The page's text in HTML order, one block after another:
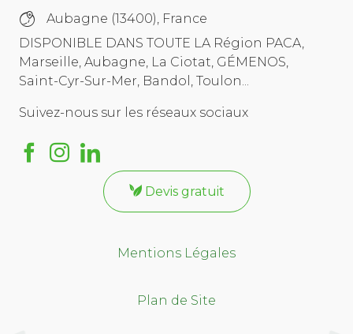
Aubagne (13400), France
DISPONIBLE DANS TOUTE LA Région PACA,
Marseille, Aubagne, La Ciotat, GÉMENOS,
Saint-Cyr-Sur-Mer, Bandol, Toulon...
Suivez-nous sur les réseaux sociaux
Devis gratuit
Mentions Légales
Plan de Site